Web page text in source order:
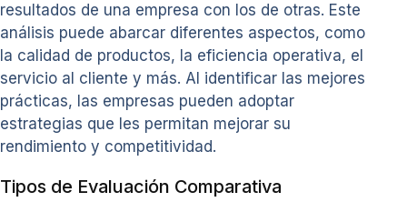
resultados de una empresa con los de otras. Este
análisis puede abarcar diferentes aspectos, como
la calidad de productos, la eficiencia operativa, el
servicio al cliente y más. Al identificar las mejores
prácticas, las empresas pueden adoptar
estrategias que les permitan mejorar su
rendimiento y competitividad.
Tipos de Evaluación Comparativa